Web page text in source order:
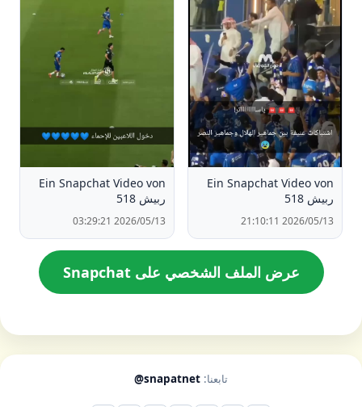
Ein Snapchat Video von
ربيش 518
2026/05/13 21:10:11
Ein Snapchat Video von
ربيش 518
2026/05/13 03:29:21
عرض الملف الشخصي على Snapchat
تابعنا: @snapatnet